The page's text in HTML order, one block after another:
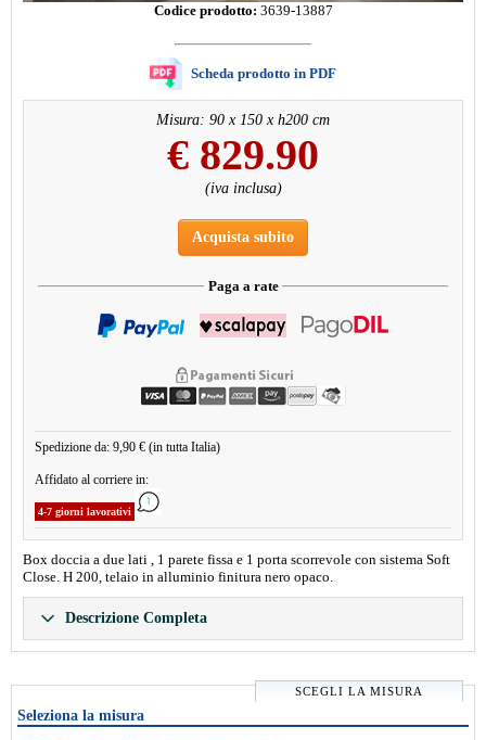
Codice prodotto: 3639-13887
Scheda prodotto in PDF
Misura: 90 x 150 x h200 cm
€ 829.90
(iva inclusa)
Acquista subito
Paga a rate
Spedizione da: 9,90 € (in tutta Italia)
Affidato al corriere in:
4-7 giorni lavorativi
Box doccia a due lati , 1 parete fissa e 1 porta scorrevole con sistema Soft
Close. H 200, telaio in alluminio finitura nero opaco.
Descrizione Completa
SCEGLI LA MISURA
Seleziona la misura